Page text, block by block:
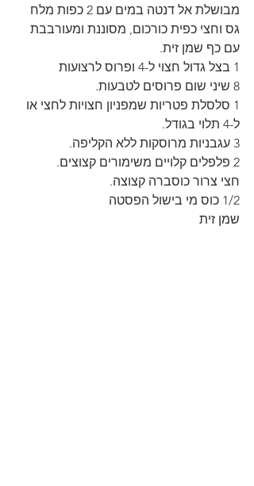
מבושלת אל דנטה במים עם 2 כפות מלח
גס וחצי כפית כורכום, מסוננת ומעורבבת
עם כף שמן זית.
1 בצל גדול חצוי ל-4 ופרוס לרצועות
8 שיני שום פרוסים לטבעות.
1 סלסלת פטריות שמפניון חצויות לחצי או
ל-4 תלוי בגודל.
3 עגבניות מרוסקות ללא הקליפה.
2 פלפלים קלויים משימורים קצוצים.
חצי צרור כוסברה קצוצה.
1/2 כוס מי בישול הפסטה
שמן זית